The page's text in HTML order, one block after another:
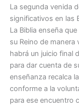
La segunda venida
significativos en las
La Biblia enseña
su Reino de
habrá un juicio final
para dar cuenta de
enseñanza recalca
conforme a la
para ese encuentro